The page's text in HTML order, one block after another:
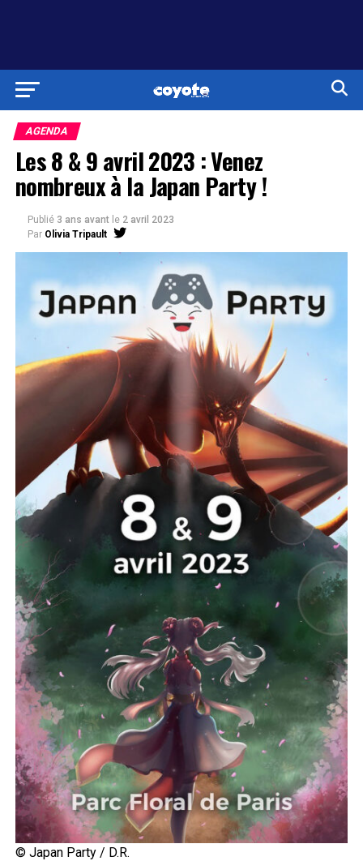
AGENDA
Les 8 & 9 avril 2023 : Venez
nombreux à la Japan Party !
Publié 3 ans avant le 2 avril 2023
Par Olivia Tripault
© Japan Party / D.R.